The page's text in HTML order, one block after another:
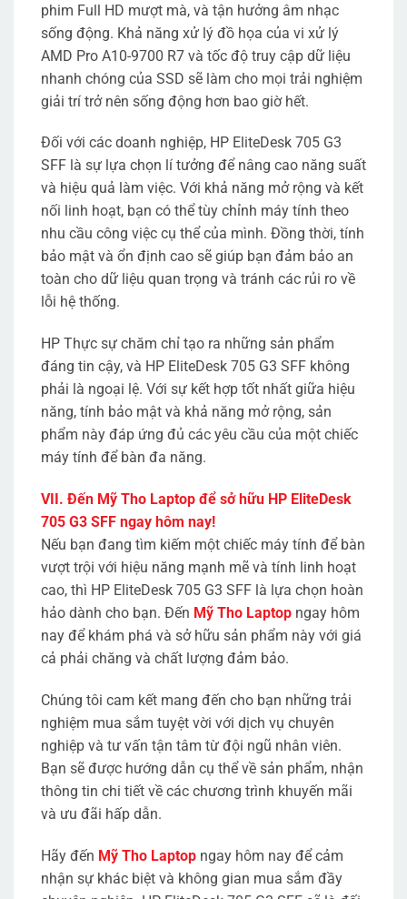
phim Full HD mượt mà, và tận hưởng âm nhạc
sống động. Khả năng xử lý đồ họa của vi xử lý
AMD Pro A10-9700 R7 và tốc độ truy cập dữ liệu
nhanh chóng của SSD sẽ làm cho mọi trải nghiệm
giải trí trở nên sống động hơn bao giờ hết.
Đối với các doanh nghiệp, HP EliteDesk 705 G3
SFF là sự lựa chọn lí tưởng để nâng cao năng suất
và hiệu quả làm việc. Với khả năng mở rộng và kết
nối linh hoạt, bạn có thể tùy chỉnh máy tính theo
nhu cầu công việc cụ thể của mình. Đồng thời, tính
bảo mật và ổn định cao sẽ giúp bạn đảm bảo an
toàn cho dữ liệu quan trọng và tránh các rủi ro về
lỗi hệ thống.
HP Thực sự chăm chỉ tạo ra những sản phẩm
đáng tin cậy, và HP EliteDesk 705 G3 SFF không
phải là ngoại lệ. Với sự kết hợp tốt nhất giữa hiệu
năng, tính bảo mật và khả năng mở rộng, sản
phẩm này đáp ứng đủ các yêu cầu của một chiếc
máy tính để bàn đa năng.
VII. Đến Mỹ Tho Laptop để sở hữu HP EliteDesk
705 G3 SFF ngay hôm nay!
Nếu bạn đang tìm kiếm một chiếc máy tính để bàn
vượt trội với hiệu năng mạnh mẽ và tính linh hoạt
cao, thì HP EliteDesk 705 G3 SFF là lựa chọn hoàn
hảo dành cho bạn. Đến Mỹ Tho Laptop ngay hôm
nay để khám phá và sở hữu sản phẩm này với giá
cả phải chăng và chất lượng đảm bảo.
Chúng tôi cam kết mang đến cho bạn những trải
nghiệm mua sắm tuyệt vời với dịch vụ chuyên
nghiệp và tư vấn tận tâm từ đội ngũ nhân viên.
Bạn sẽ được hướng dẫn cụ thể về sản phẩm, nhận
thông tin chi tiết về các chương trình khuyến mãi
và ưu đãi hấp dẫn.
Hãy đến Mỹ Tho Laptop ngay hôm nay để cảm
nhận sự khác biệt và không gian mua sắm đầy